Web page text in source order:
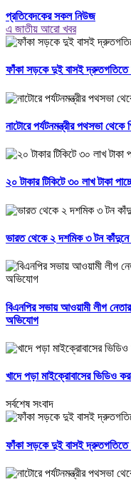
প্রতিবেদকের সকল নিউজ
এ জাতীয় আরো খবর
ফাঁকা সড়কে দুই বাসই দ্রুতগতিতে
নাটোরে পর্যটনমন্ত্রীর পথসভা
২০ টাকার টিকিটে ৩০ লাখ টাকা
ভারত থেকে ২ দশমিক ৩ টন কাঁদুনে
বিএনপির সভায় আওয়ামী লীগ
অভিযোগ
খাদে পড়া মাইক্রোবাসের ভিডিও
সর্বশেষ সংবাদ
ফাঁকা সড়কে দুই বাসই দ্রুতগতিতে